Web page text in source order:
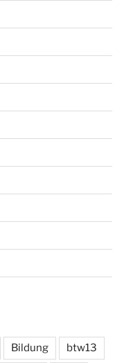
Bildung btw13